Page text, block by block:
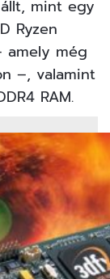
mint egy
Ryzen
amely még
–, valamint
RAM.